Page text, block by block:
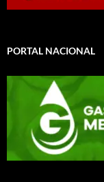
PORTAL NACIONAL